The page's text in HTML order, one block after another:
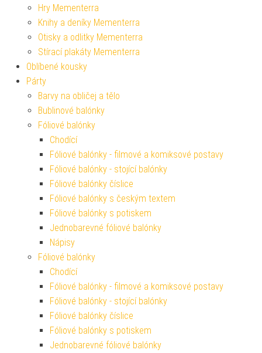
Hry Mementerra
Knihy a deníky Mementerra
Otisky a odlitky Mementerra
Stírací plakáty Mementerra
Oblíbené kousky
Párty
Barvy na obličej a tělo
Bublinové balónky
Fóliové balónky
Chodící
Fóliové balónky - filmové a komiksové postavy
Fóliové balónky - stojící balónky
Fóliové balónky číslice
Fóliové balónky s českým textem
Fóliové balónky s potiskem
Jednobarevné fóliové balónky
Nápisy
Fóliové balónky
Chodící
Fóliové balónky - filmové a komiksové postavy
Fóliové balónky - stojící balónky
Fóliové balónky číslice
Fóliové balónky s potiskem
Jednobarevné fóliové balónky